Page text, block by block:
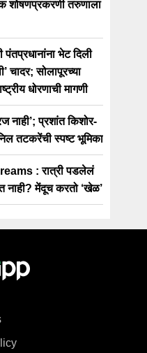
शोषणप्रकरणी तरुणाला
पंतप्रधानांना भेट दिली
चादर; सोलापूरच्या
धोरणाची मागणी
नाही’; प्रशांत किशोर-
तटकरेंची स्पष्ट भूमिका
: रात्री पडलेलं
मेंदूच करतो ‘खेळ’